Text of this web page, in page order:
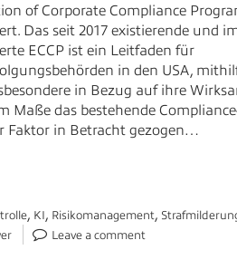
of Corporate Compliance
Das seit 2017 existierende und
ECCP ist ein Leitfaden für
in den USA,
in Bezug auf ihre
das bestehende
Faktor in Betracht gezogen…
, KI, Risikomanagement,
Leave a comment